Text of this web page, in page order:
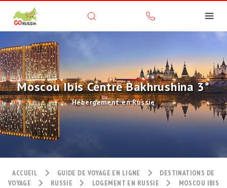
Moscou Ibis Centre Bakhrushina 3*
Hébergement en Russie
ACCUEIL GUIDE DE VOYAGE EN LIGNE
DESTINATIONS DE
VOYAGE
RUSSIE LOGEMENT EN RUSSIE
MOSCOU IBIS